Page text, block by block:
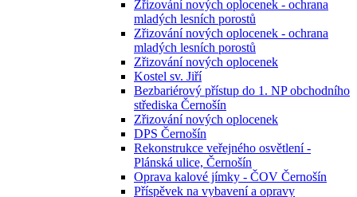
Zřizování nových oplocenek - ochrana
mladých lesních porostů
Zřizování nových oplocenek - ochrana
mladých lesních porostů
Zřizování nových oplocenek
Kostel sv. Jiří
Bezbariérový přístup do 1. NP obchodního
střediska Černošín
Zřizování nových oplocenek
DPS Černošín
Rekonstrukce veřejného osvětlení -
Plánská ulice, Černošín
Oprava kalové jímky - ČOV Černošín
Příspěvek na vybavení a opravy